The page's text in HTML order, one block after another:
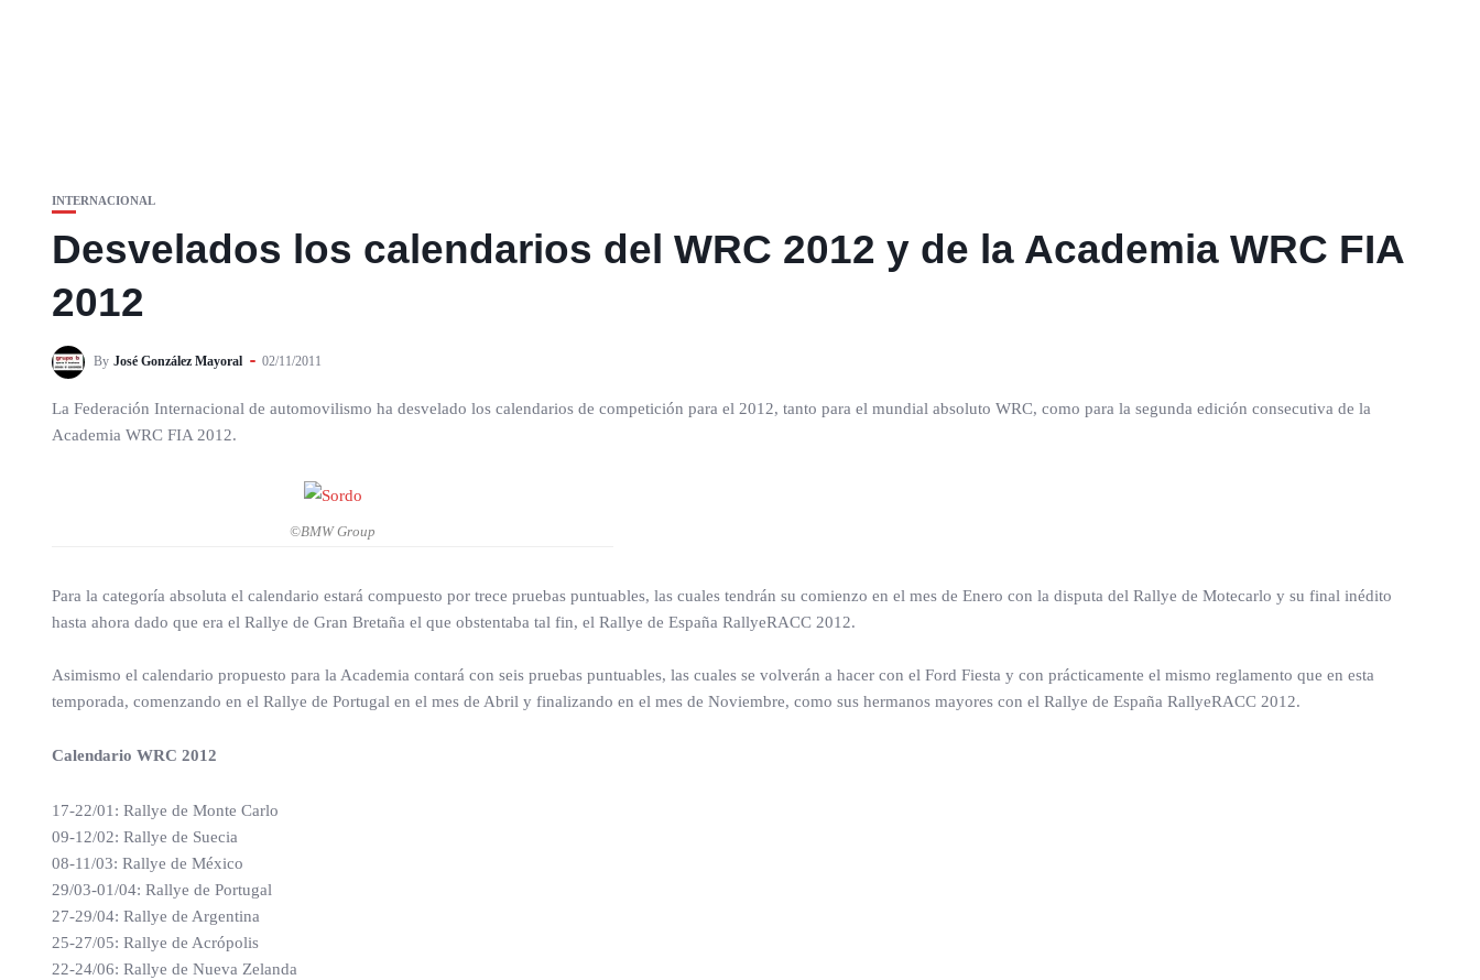
INTERNACIONAL
Desvelados los calendarios del WRC 2012 y de la Academia WRC FIA
2012
By José González Mayoral 02/11/2011
La Federación Internacional de automovilismo ha desvelado los calendarios de competición para el 2012, tanto para el mundial absoluto WRC, como para la segunda edición consecutiva de la
Academia WRC FIA 2012.
©BMW Group
Para la categoría absoluta el calendario estará compuesto por trece pruebas puntuables, las cuales tendrán su comienzo en el mes de Enero con la disputa del Rallye de Motecarlo y su final inédito
hasta ahora dado que era el Rallye de Gran Bretaña el que obstentaba tal fin, el Rallye de España RallyeRACC 2012.
Asimismo el calendario propuesto para la Academia contará con seis pruebas puntuables, las cuales se volverán a hacer con el Ford Fiesta y con prácticamente el mismo reglamento que en esta
temporada, comenzando en el Rallye de Portugal en el mes de Abril y finalizando en el mes de Noviembre, como sus hermanos mayores con el Rallye de España RallyeRACC 2012.
Calendario WRC 2012
17-22/01: Rallye de Monte Carlo
09-12/02: Rallye de Suecia
08-11/03: Rallye de México
29/03-01/04: Rallye de Portugal
27-29/04: Rallye de Argentina
25-27/05: Rallye de Acrópolis
22-24/06: Rallye de Nueva Zelanda